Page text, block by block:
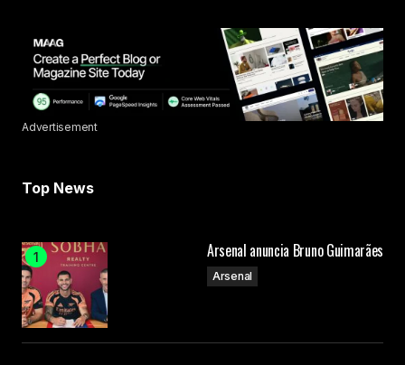
Advertisement
Top News
Arsenal anuncia Bruno Guimarães
Arsenal